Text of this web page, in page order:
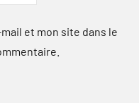
et mon site dans le